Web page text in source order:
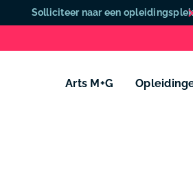
Solliciteer naar een
Arts M+G